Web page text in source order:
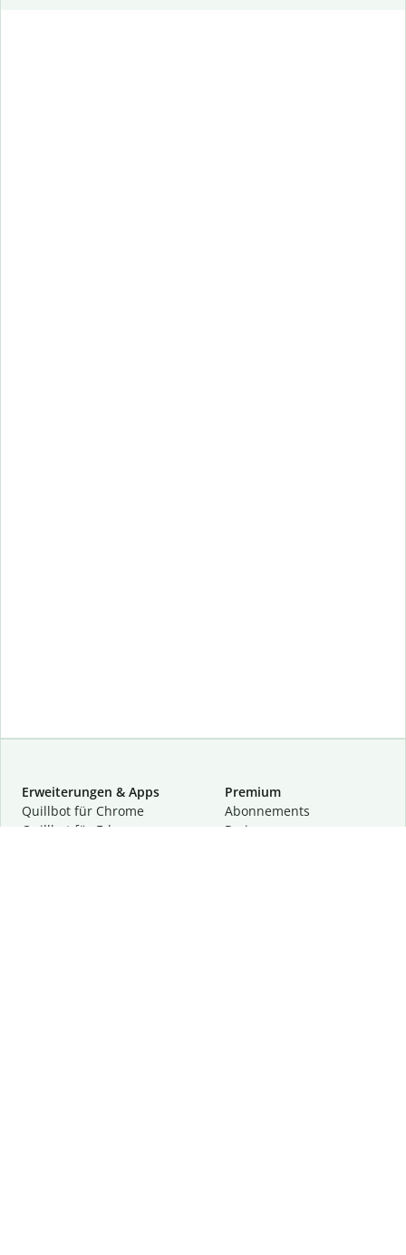
Erweiterungen & Apps
Quillbot für Chrome
Quillbot für Edge
Premium
Abon­ne­ments
Preise